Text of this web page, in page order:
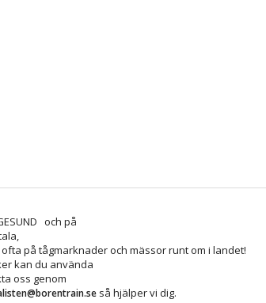
och på
på tågmarknader och mässor runt om i landet!
kan du använda
oss genom
så hjälper vi dig.